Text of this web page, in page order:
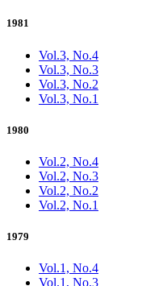
1981
Vol.3, No.4
Vol.3, No.3
Vol.3, No.2
Vol.3, No.1
1980
Vol.2, No.4
Vol.2, No.3
Vol.2, No.2
Vol.2, No.1
1979
Vol.1, No.4
Vol.1, No.3